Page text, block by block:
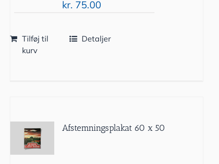
kr. 75.00
Tilføj til
kurv
Detaljer
Afstemningsplakat 60 x 50